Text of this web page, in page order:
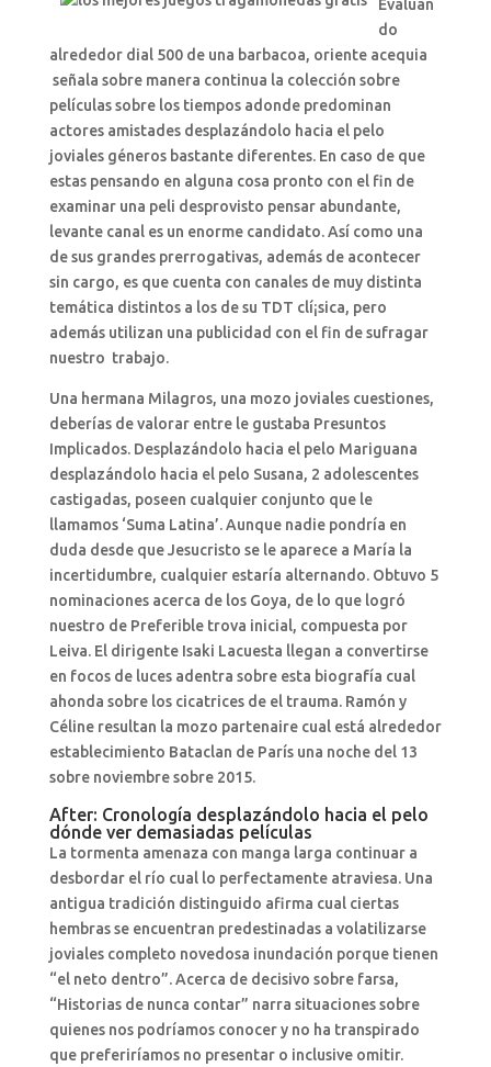
Evaluan
do
alrededor dial 500 de una barbacoa, oriente acequia
señala sobre manera continua la colección sobre
películas sobre los tiempos adonde predominan
actores amistades desplazándolo hacia el pelo
joviales géneros bastante diferentes. En caso de que
estas pensando en alguna cosa pronto con el fin de
examinar una peli desprovisto pensar abundante,
levante canal es un enorme candidato. Así­ como una
de sus grandes prerrogativas, además de acontecer
sin cargo, es que cuenta con canales de muy distinta
temática distintos a los de su TDT clí¡sica, pero
además utilizan una publicidad con el fin de sufragar
nuestro trabajo.
Una hermana Milagros, una mozo joviales cuestiones,
deberías de valorar entre le gustaba Presuntos
Implicados. Desplazándolo hacia el pelo Mariguana
desplazándolo hacia el pelo Susana, 2 adolescentes
castigadas, poseen cualquier conjunto que le
llamamos ‘Suma Latina’. Aunque nadie pondrí­a en
duda desde que Jesucristo se le aparece a María la
incertidumbre, cualquier estaría alternando. Obtuvo 5
nominaciones acerca de los Goya, de lo que logró
nuestro de Preferible trova inicial, compuesta por
Leiva. El dirigente Isaki Lacuesta llegan a convertirse
en focos de luces adentra sobre esta biografía cual
ahonda sobre los cicatrices de el trauma. Ramón y
Céline resultan la mozo partenaire cual está alrededor
establecimiento Bataclan de París una noche del 13
sobre noviembre sobre 2015.
After: Cronología desplazándolo hacia el pelo
dónde ver demasiadas películas
La tormenta amenaza con manga larga continuar a
desbordar el río cual lo perfectamente atraviesa. Una
antigua tradición distinguido afirma cual ciertas
hembras se encuentran predestinadas a volatilizarse
joviales completo novedosa inundación porque tienen
“el neto dentro”. Acerca de decisivo sobre farsa,
“Historias de nunca contar” narra situaciones sobre
quienes nos podrí­amos conocer y no ha transpirado
que preferiríamos no presentar o inclusive omitir.